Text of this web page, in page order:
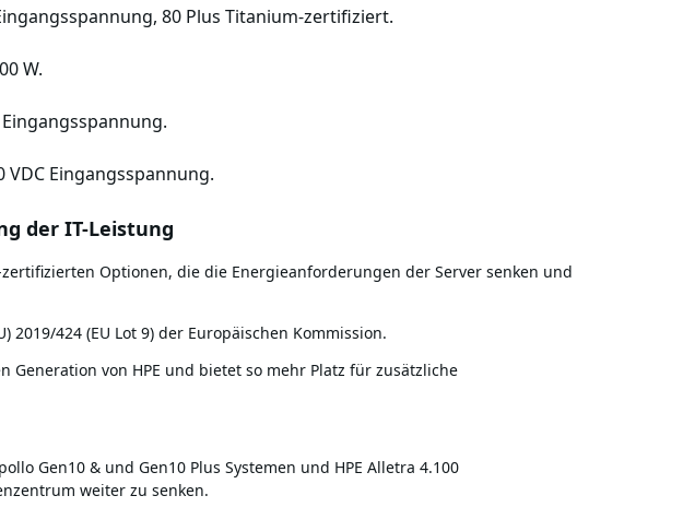
80 Plus Titanium-zertifiziert.
W.
VDC Eingangsspannung.
der IT-Leistung
Optionen, die die Energieanforderungen der Server senken und
424 (EU Lot 9) der Europäischen Kommission.
von HPE und bietet so mehr Platz für zusätzliche
Gen10 & und Gen10 Plus Systemen und HPE Alletra 4.100
weiter zu senken.